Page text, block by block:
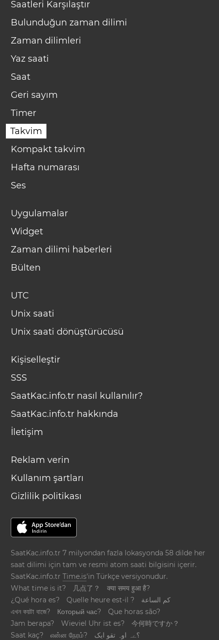
Saatleri Karşılaştır
Bulunduğun zaman dilimi
Zaman dilimleri
Yaz saati
Saat
Geri sayım
Timer
Takvim
Kompakt takvim
Hafta numarası
Ses
Uygulamalar
Widget
Zaman dilimi haberleri
Bülten
UTC
Unix saati
Unix saati dönüştürücüsü
Kişiselleştir
SSS
SaatKac.info.tr nasıl kullanılır?
SaatKac.info.tr hakkında
İletişim
Reklam verin
Kullanım şartları
Gizlilik politikası
SaatKac.info.tr 7 milyondan fazla lokasyonda 58 dilde her
saat dilimi için tam ve resmi atom saati bilgisini içerir.
SaatKac.info.trTime.is'in Türkçe versiyonudur.
What time is it?
几点了？
क्या समय हुआ है?
¿Qué hora es?
Quelle heure est-il ?
كم الساعة
এখন কয়টা বাজে?
Который час?
Que horas são?
Jam berapa?
Wieviel Uhr ist es?
今何時ですか？
Saat kaç?
என்ன நேரம்?
؟ےہ اوہ تقو ایک